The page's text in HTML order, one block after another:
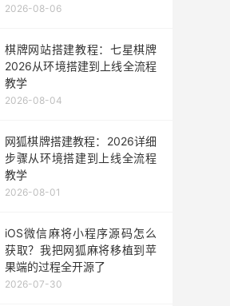
2026-08-06
棋牌网站搭建教程：七星棋牌
2026从环境搭建到上线全流程
教学
2026-08-04
网狐棋牌搭建教程：2026详细
步骤从环境搭建到上线全流程
教学
2026-08-01
iOS微信麻将小程序源码怎么
获取？我把网狐麻将移植到苹
果端的过程全开源了
2026-07-30